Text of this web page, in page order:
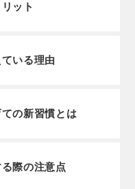
ット
いる理由
の新習慣とは
際の注意点